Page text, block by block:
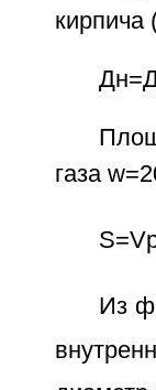
кирпича
газа
Из